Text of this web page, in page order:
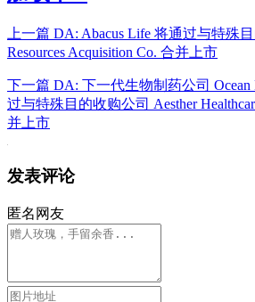
上一篇 DA: Abacus Life 将通过与特殊
Resources Acquisition Co. 合并上市
下一篇 DA: 下一代生物制药公司 Ocean
过与特殊目的收购公司 Aesther
并上市
发表评论
匿名网友